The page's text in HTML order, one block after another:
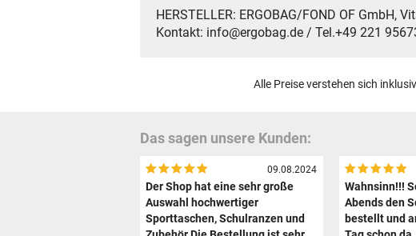
HERSTELLER: ERGOBAG/FOND OF GmbH,
Kontakt: info@ergobag.de / Tel.+49 221
Alle Preise verstehen sich
Das sagen unsere Kunden:
09.08.2024
Der Shop hat eine sehr große
Auswahl hochwertiger
Sporttaschen, Schulranzen und
Wahnsinn!!!
Abends den
bestellt und